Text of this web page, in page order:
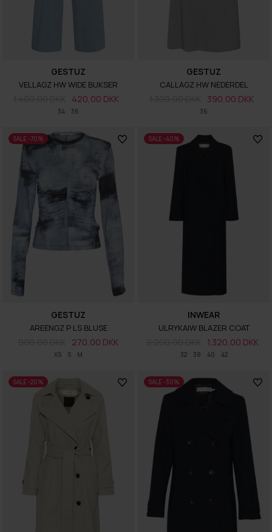
34 36
GESTUZ
VELLAGZ HW WIDE BUKSER
420,00 DKK
36
GESTUZ
CALLAGZ HW NEDERDEL
390,00 DKK
SALE -70%
XS S M
GESTUZ
AREENGZ P LS BLUSE
270,00 DKK
SALE -40%
32 38 40 42
INWEAR
ULRYKAIW BLAZER COAT
1.320,00 DKK
SALE -20% SALE -30%